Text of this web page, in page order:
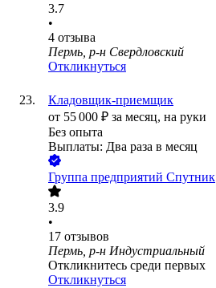
3.7
•
4 отзыва
Пермь, р-н Свердловский
Откликнуться
Кладовщик-приемщик
от 55 000 ₽ за месяц, на руки
Без опыта
Выплаты: Два раза в месяц
Группа предприятий Спутник
3.9
•
17 отзывов
Пермь, р-н Индустриальный
Откликнитесь среди первых
Откликнуться